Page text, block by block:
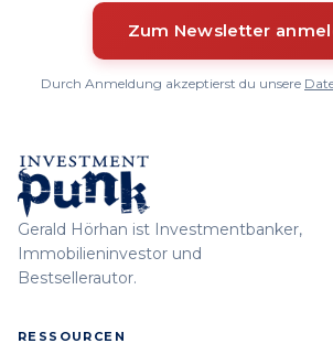
Durch Anmeldung akzeptierst du unsere
Gerald Hörhan ist Investmentbanker,
Immobilieninvestor und
Bestsellerautor.
RESSOURCEN